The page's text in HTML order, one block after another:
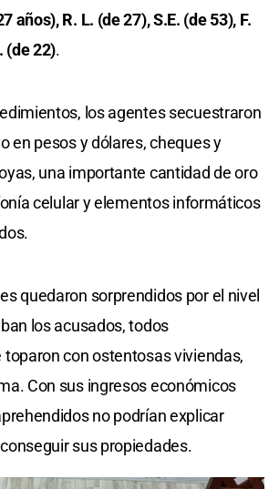
años), R. L. (de 27), S.E. (de 53), F.
(de 22).
los agentes secuestraron
en pesos y dólares, cheques y
una importante cantidad de oro
celular y elementos informáticos
quedaron sorprendidos por el nivel
los acusados, todos
toparon con ostentosas viviendas,
Con sus ingresos económicos
no podrían explicar
sus propiedades.